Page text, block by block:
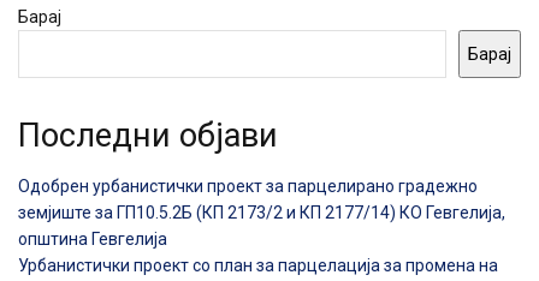
Барај
Барај
Последни објави
Одобрен урбанистички проект за парцелирано градежно
земјиште за ГП10.5.2Б (КП 2173/2 и КП 2177/14) КО Гевгелија,
општина Гевгелија
Урбанистички проект со план за парцелација за промена на